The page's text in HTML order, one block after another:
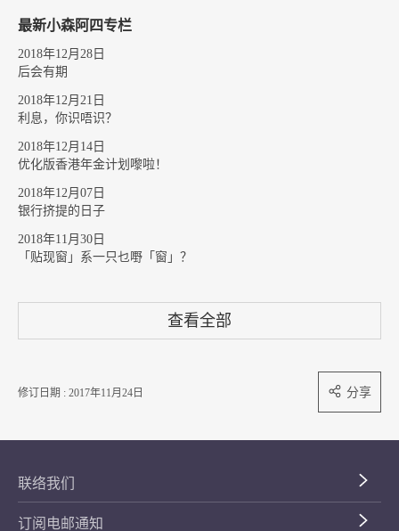
最新小森阿四专栏
2018年12月28日
后会有期
2018年12月21日
利息，你识唔识？
2018年12月14日
优化版香港年金计划嚟啦！
2018年12月07日
银行挤提的日子
2018年11月30日
「贴现窗」系一只乜嘢「窗」？
查看全部
修订日期 : 2017年11月24日 分享
联络我们
订阅电邮通知